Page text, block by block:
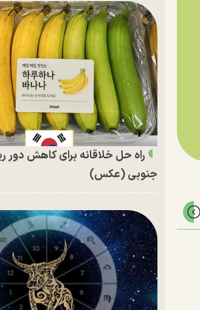
راه حل خلاقانه برای کاهش دور
جنوبی (عکس)